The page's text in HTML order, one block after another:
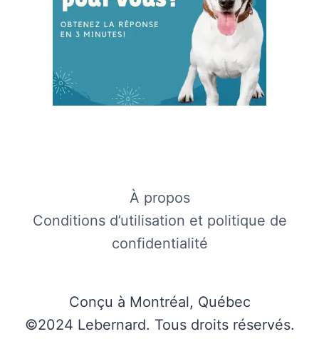
À propos
Conditions d’utilisation et politique de
confidentialité
Conçu à Montréal, Québec
©2024 Lebernard. Tous droits réservés.